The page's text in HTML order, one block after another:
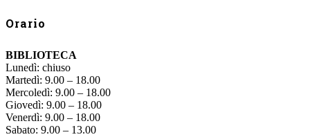
Orario
BIBLIOTECA
Lunedì: chiuso
Martedì: 9.00 – 18.00
Mercoledì: 9.00 – 18.00
Giovedì: 9.00 – 18.00
Venerdì: 9.00 – 18.00
Sabato: 9.00 – 13.00